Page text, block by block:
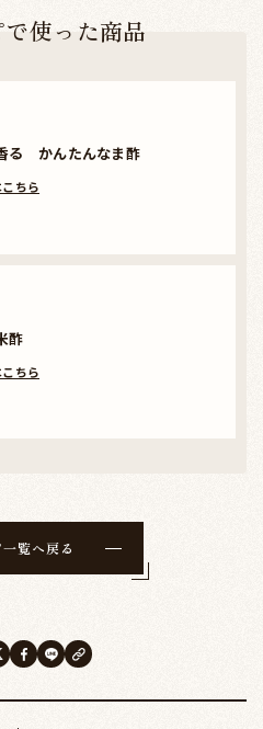
使った商品
る かんたんなま酢
ちら
酢
ちら
一覧へ戻る